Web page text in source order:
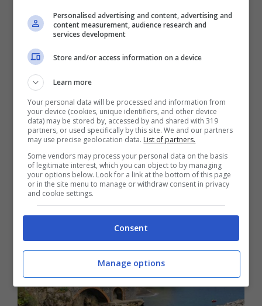
genere. La particolarità è che non c’è una
vera distanza tra la spiaggia e il borgo
storico. Le case bianche, i tetti spioventi e
la ricca vegetazione donano a questo
luogo un fascino incredibile. Sarà
impossibile non restare sorpresi dalla sua
bellezza. Si avrà l’impressione di trovarsi
all’interno di una cartolina.
Personalised advertising and content, advertising and
content measurement, audience research and
services development
Store and/or access information on a device
Learn more
Your personal data will be processed and information from
your device (cookies, unique identifiers, and other device
data) may be stored by, accessed by and shared with 319
partners, or used specifically by this site. We and our partners
may use precise geolocation data. List of partners.
Some vendors may process your personal data on the basis
of legitimate interest, which you can object to by managing
your options below. Look for a link at the bottom of this page
or in the site menu to manage or withdraw consent in privacy
and cookie settings.
Consent
Manage options